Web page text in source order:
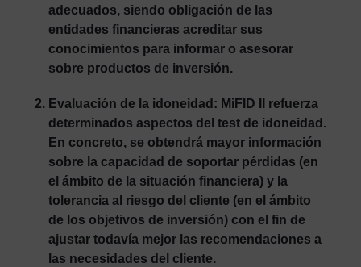
adecuados, siendo obligación de las
entidades financieras acreditar sus
conocimientos para informar o asesorar
sobre productos de inversión.
Evaluación de la idoneidad: MiFID II refuerza
determinados aspectos del test de idoneidad.
En concreto, se obtendrá mayor información
sobre la capacidad de soportar pérdidas (en
el ámbito de la situación financiera) y la
tolerancia al riesgo del cliente (en el ámbito
de los objetivos de inversión) con el fin de
ajustar todavía mejor las recomendaciones a
las necesidades del cliente.